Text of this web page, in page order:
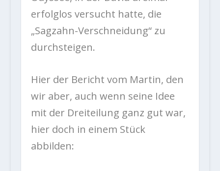
erfolglos versucht hatte, die
„Sagzahn-Verschneidung“ zu
durchsteigen.
Hier der Bericht vom Martin, den
wir aber, auch wenn seine Idee
mit der Dreiteilung ganz gut war,
hier doch in einem Stück
abbilden: